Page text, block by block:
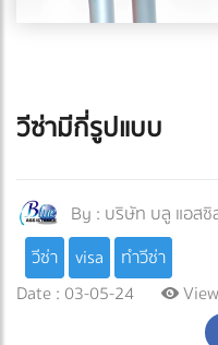
วีซ่ามีกี่รูปแบบ
By : บริษัท บลู แอส
วีซ่า
visa
ทำวีซ่า
Date : 03-05-24